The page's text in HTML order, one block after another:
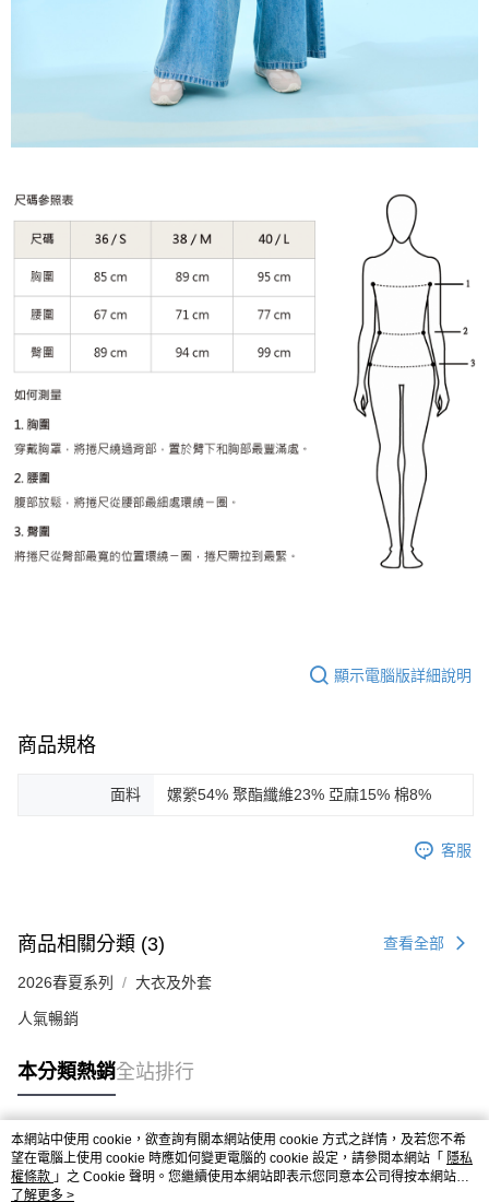
顯示電腦版詳細說明
商品規格
面料 嫘縈54% 聚酯纖維23% 亞麻15% 棉8%
客服
商品相關分類 (3) 查看全部
2026春夏系列 大衣及外套
人氣暢銷
本分類熱銷全站排行
熱門標籤
本網站中使用 cookie，欲查詢有關本網站使用 cookie 方式之詳情，及若您不希
望在電腦上使用 cookie 時應如何變更電腦的 cookie 設定，請參閱本網站「 隱私
權條款 」之 Cookie 聲明。您繼續使用本網站即表示您同意本公司得按本網站使
用條款之 Cookie 聲明使用 cookie。
了解更多 >